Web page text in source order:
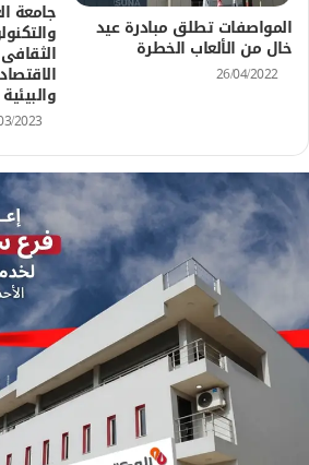
المواصفات تطلق مبادرة عيد
خال من الألعاب الخطرة
26/04/2022
جامعة
والبيئية
2023